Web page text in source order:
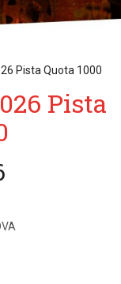
Pista Quota 1000
Pista